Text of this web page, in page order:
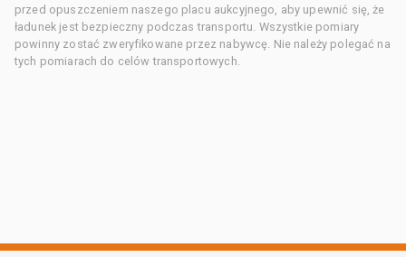
przed opuszczeniem naszego placu aukcyjnego, aby upewnić się, że
ładunek jest bezpieczny podczas transportu. Wszystkie pomiary
powinny zostać zweryfikowane przez nabywcę. Nie należy polegać na
tych pomiarach do celów transportowych.